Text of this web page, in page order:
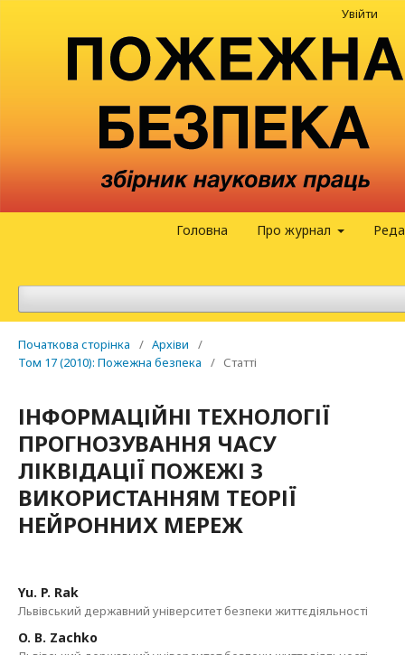
Головна Про журнал
Увійти
Початкова сторінка / Архіви
/
Том 17 (2010): Пожежна безпека
/ Статті
ІНФОРМАЦІЙНІ ТЕХНОЛОГІЇ
ПРОГНОЗУВАННЯ ЧАСУ
ЛІКВІДАЦІЇ ПОЖЕЖІ З
ВИКОРИСТАННЯМ ТЕОРІЇ
НЕЙРОННИХ МЕРЕЖ
Yu. P. Rak
Львівський державний університет безпеки життєдіяльності
O. B. Zachko